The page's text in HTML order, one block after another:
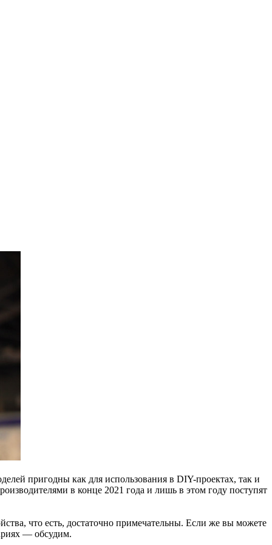
пригодны как для использования в DIY-проектах, так и
в конце 2021 года и лишь в этом году поступят
что есть, достаточно примечательны. Если же вы можете
— обсудим.